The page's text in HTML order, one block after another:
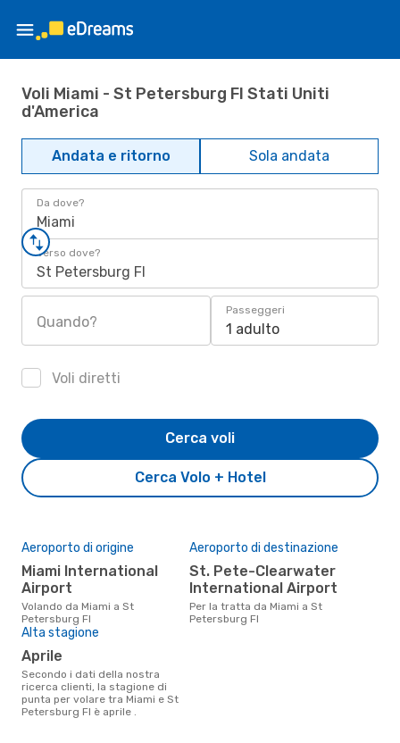
Voli Miami - St Petersburg Fl Stati Uniti
d'America
Andata e ritorno Sola andata
Da dove?
Miami
Verso dove?
St Petersburg Fl
Quando?
Passeggeri
1 adulto
Voli diretti
Cerca Volo + Hotel
Cerca voli
Aeroporto di origine
Miami International
Airport
Volando da Miami a St
Petersburg Fl
Aeroporto di destinazione
St. Pete-Clearwater
International Airport
Per la tratta da Miami a St
Petersburg Fl
Alta stagione
aprile
Secondo i dati della nostra
ricerca clienti, la stagione di
punta per volare tra Miami e St
Petersburg Fl è aprile .